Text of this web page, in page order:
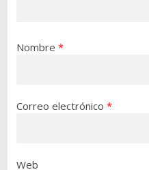
Nombre *
Correo electrónico *
Web